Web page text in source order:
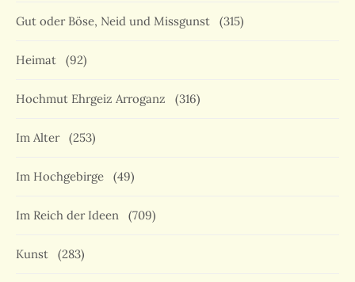
Gut oder Böse, Neid und Missgunst (315)
Heimat (92)
Hochmut Ehrgeiz Arroganz (316)
Im Alter (253)
Im Hochgebirge (49)
Im Reich der Ideen (709)
Kunst (283)